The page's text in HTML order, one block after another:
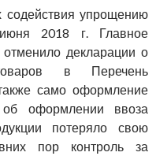
содействия упрощению
2018 г. Главное
декларации о
в Перечень
само оформление
об оформлении ввоза
потеряло свою
пор контроль за